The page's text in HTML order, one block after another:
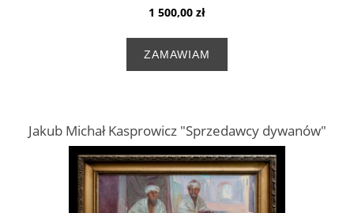
1 500,00 zł
ZAMAWIAM
Jakub Michał Kasprowicz "Sprzedawcy dywanów"